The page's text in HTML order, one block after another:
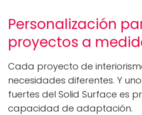
Personalización
proyectos a
Cada proyecto de
necesidades diferentes. Y
fuertes del Solid Surface es
capacidad de adaptación.